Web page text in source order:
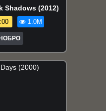
Shadows (2012)
1.0M